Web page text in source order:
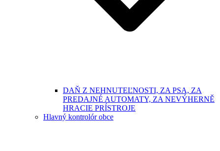
DAŇ Z NEHNUTEĽNOSTI, ZA PSA, ZA
PREDAJNÉ AUTOMATY, ZA NEVÝHERNĚ
HRACIE PRÍSTROJE
Hlavný kontrolór obce